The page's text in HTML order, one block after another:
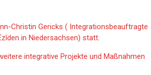
Christin Gericks ( Integrationsbeauftragte
in Niedersachsen) statt.
integrative Projekte und Maßnahmen